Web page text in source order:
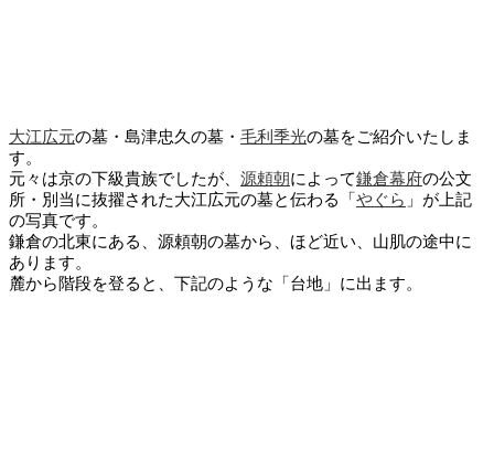
大江広元の墓・島津忠久の墓・ 毛利季光の墓をご紹介いたしま
す。
元々は京の下級貴族でしたが、 源頼朝によって鎌倉幕府の公文
所・別当に抜擢された大江広元の墓と伝わる「 やぐら 」が上記
の写真です。
鎌倉の北東にある、源頼朝の墓から、ほど近い、山肌の途中に
あります。
麓から階段を登ると、下記のような「台地」に出ます。